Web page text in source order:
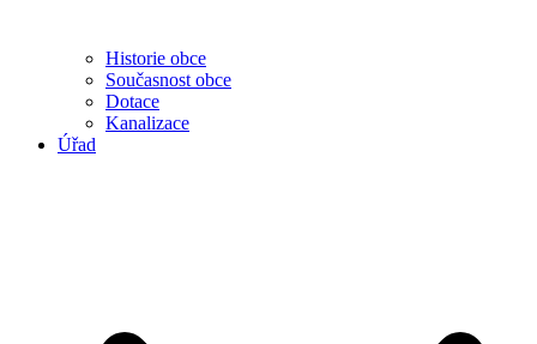
Historie obce
Současnost obce
Dotace
Kanalizace
Úřad